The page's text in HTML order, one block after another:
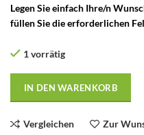
Legen Sie einfach Ihre/n
füllen Sie die erforderlichen
1 vorrätig
IN DEN WARENKORB
Vergleichen Zur